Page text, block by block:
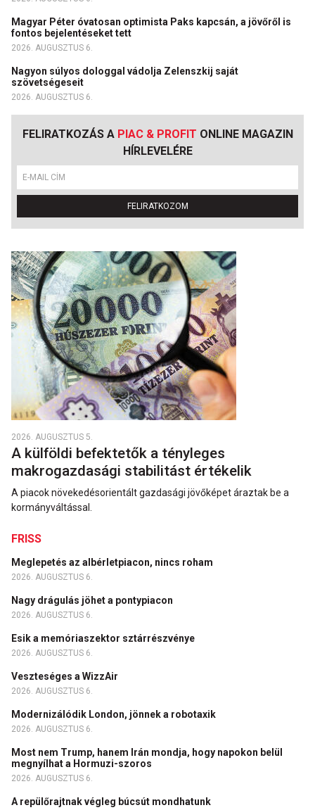
Magyar Péter óvatosan optimista Paks kapcsán, a jövőről is
fontos bejelentéseket tett
2026. AUGUSZTUS 6.
Nagyon súlyos dologgal vádolja Zelenszkij saját
szövetségeseit
2026. AUGUSZTUS 6.
FELIRATKOZÁS A PIAC & PROFIT ONLINE MAGAZIN
HÍRLEVELÉRE
FELIRATKOZOM
2026. AUGUSZTUS 5.
A külföldi befektetők a tényleges
makrogazdasági stabilitást értékelik
A piacok növekedésorientált gazdasági jövőképet áraztak be a
kormányváltással.
FRISS
Meglepetés az albérletpiacon, nincs roham
2026. AUGUSZTUS 6.
Nagy drágulás jöhet a pontypiacon
2026. AUGUSZTUS 6.
Esik a memóriaszektor sztárrészvénye
2026. AUGUSZTUS 6.
Veszteséges a WizzAir
2026. AUGUSZTUS 6.
Modernizálódik London, jönnek a robotaxik
2026. AUGUSZTUS 6.
Most nem Trump, hanem Irán mondja, hogy napokon belül
megnyílhat a Hormuzi-szoros
2026. AUGUSZTUS 6.
A repülőrajtnak végleg búcsút mondhatunk